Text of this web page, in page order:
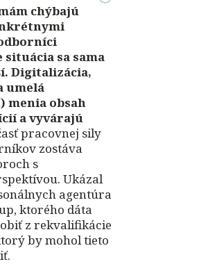
chýbajú
sa sama
Digitalizácia,
umelá
menia obsah
a vyvárajú
pracovnej sily
zostáva
s
Ukázal
agentúra
ktorého dáta
z rekvalifikácie
by mohol tieto